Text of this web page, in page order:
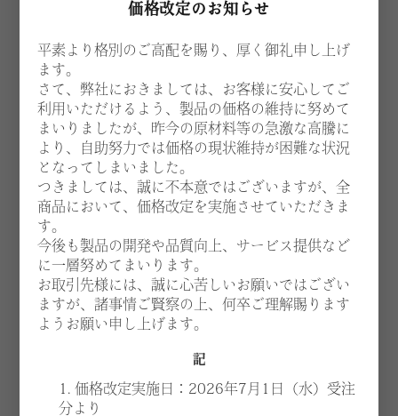
価格改定のお知らせ
平素より格別のご高配を賜り、厚く御礼申し上げ
ます。
さて、弊社におきましては、お客様に安心してご
利用いただけるよう、製品の価格の維持に努めて
まいりましたが、昨今の原材料等の急激な高騰に
より、自助努力では価格の現状維持が困難な状況
となってしまいました。
つきましては、誠に不本意ではございますが、全
商品において、価格改定を実施させていただきま
す。
今後も製品の開発や品質向上、サービス提供など
に一層努めてまいります。
お取引先様には、誠に心苦しいお願いではござい
ますが、諸事情ご賢察の上、何卒ご理解賜ります
ようお願い申し上げます。
記
1. 価格改定実施日：2026年7月1日（水）受注
分より
TEL
03.6625.0162
OPEN
平日・第2・第4土曜日
営業時間：AM10:00〜PM6:00
CLOSE
休館日：第1・第3・第5土曜・
日祝
「事前予約制」のため、お電話もしくは、お問い合わせフォームから
ご連絡の上お越しく ださい。